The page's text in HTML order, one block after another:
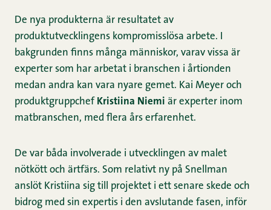
De nya produkterna är resultatet av
produktutvecklingens kompromisslösa arbete. I
bakgrunden finns många människor, varav vissa är
experter som har arbetat i branschen i årtionden
medan andra kan vara nyare gemet. Kai Meyer och
produktgruppchef Kristiina Niemi är experter inom
matbranschen, med flera års erfarenhet.
De var båda involverade i utvecklingen av malet
nötkött och ärtfärs. Som relativt ny på Snellman
anslöt Kristiina sig till projektet i ett senare skede och
bidrog med sin expertis i den avslutande fasen, inför